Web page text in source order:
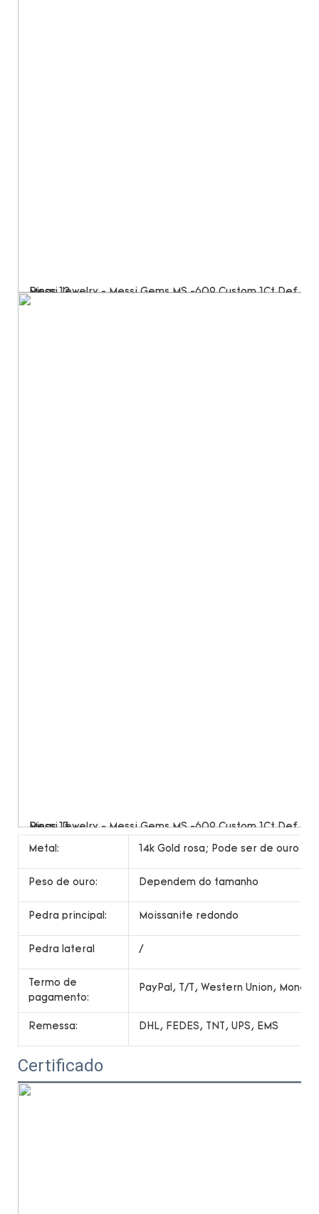
Metal: 14k Gold rosa; Pode ser de ouro
Peso de ouro: Dependem do tamanho
Pedra principal: Moissanite redondo
Pedra lateral /
Termo de
pagamento:
PayPal, T/T, Western Union,
Remessa: DHL, FEDES, TNT, UPS, EMS
Certificado